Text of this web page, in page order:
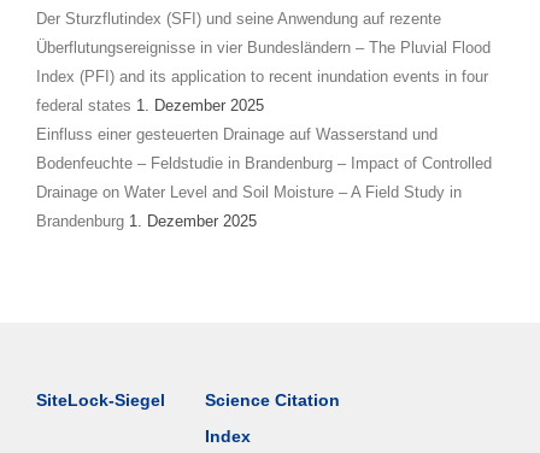
Der Sturzflutindex (SFI) und seine Anwendung auf rezente
Überflutungsereignisse in vier Bundesländern – The Pluvial Flood
Index (PFI) and its application to recent inundation events in four
federal states 1. Dezember 2025
Einfluss einer gesteuerten Drainage auf Wasserstand und
Bodenfeuchte – Feldstudie in Brandenburg – Impact of Controlled
Drainage on Water Level and Soil Moisture – A Field Study in
Brandenburg 1. Dezember 2025
SiteLock-Siegel
Science Citation
Index